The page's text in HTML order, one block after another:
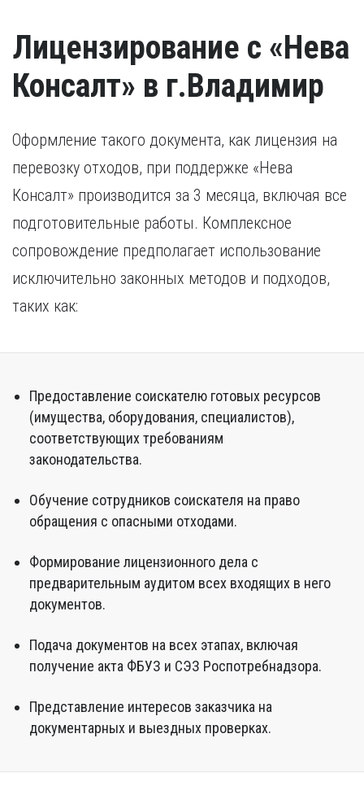
Лицензирование с «Нева
Консалт» в г.Владимир
Оформление такого документа, как лицензия на
перевозку отходов, при поддержке «Нева
Консалт» производится за 3 месяца, включая все
подготовительные работы. Комплексное
сопровождение предполагает использование
исключительно законных методов и подходов,
таких как:
Предоставление соискателю готовых ресурсов
(имущества, оборудования, специалистов),
соответствующих требованиям
законодательства.
Обучение сотрудников соискателя на право
обращения с опасными отходами.
Формирование лицензионного дела с
предварительным аудитом всех входящих в него
документов.
Подача документов на всех этапах, включая
получение акта ФБУЗ и СЭЗ Роспотребнадзора.
Представление интересов заказчика на
документарных и выездных проверках.